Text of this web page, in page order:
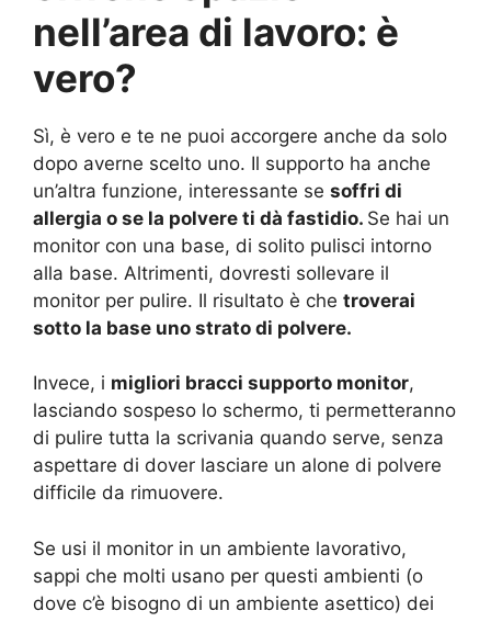
nell’area di lavoro: è
vero?
Sì, è vero e te ne puoi accorgere anche da solo
dopo averne scelto uno. Il supporto ha anche
un’altra funzione, interessante se soffri di
allergia o se la polvere ti dà fastidio. Se hai un
monitor con una base, di solito pulisci intorno
alla base. Altrimenti, dovresti sollevare il
monitor per pulire. Il risultato è che troverai
sotto la base uno strato di polvere.
Invece, i migliori bracci supporto monitor,
lasciando sospeso lo schermo, ti permetteranno
di pulire tutta la scrivania quando serve, senza
aspettare di dover lasciare un alone di polvere
difficile da rimuovere.
Se usi il monitor in un ambiente lavorativo,
sappi che molti usano per questi ambienti (o
dove c’è bisogno di un ambiente asettico) dei